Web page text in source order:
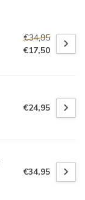
€34,95
€17,50
€24,95
€34,95